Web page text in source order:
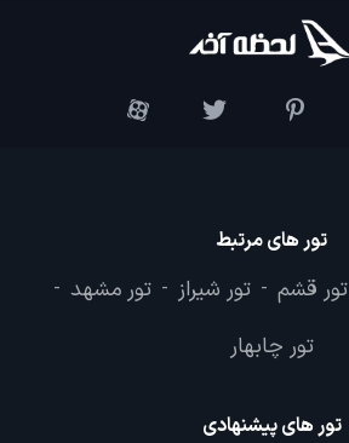
تور های مرتبط
تور قشم - تور شیراز - تور مشهد -
تور چابهار
تور های پیشنهادی